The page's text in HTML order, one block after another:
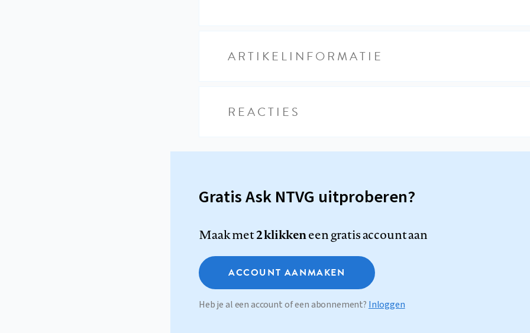
ARTIKELINFORMATIE
REACTIES
Gratis Ask NTVG uitproberen?
Maak met2 klikkeneen gratis account aan
ACCOUNT AANMAKEN
Heb je al een account of een abonnement? Inloggen